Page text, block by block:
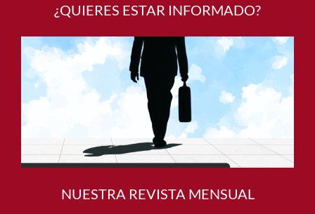
¿QUIERES ESTAR INFORMADO?
NUESTRA REVISTA MENSUAL